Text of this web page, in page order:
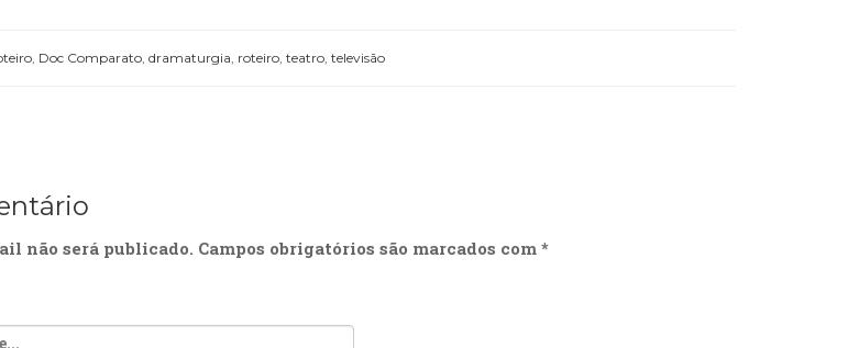
, Doc Comparato, dramaturgia roteiro, teatro, televisão
não será publicado. Campos obrigatórios são marcados com *